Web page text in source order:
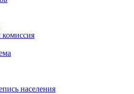
населения